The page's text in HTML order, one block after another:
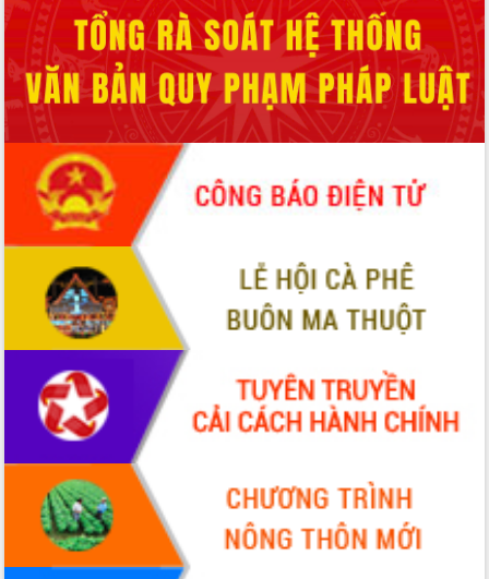
Thứ trưởng Bộ Nông nghiệp và Môi
trường Nguyễn Hoàng Hiệp khảo sát
vùng trồng và doanh nghiệp đóng gói
sầu riêng tại Đắk Lắk
Trình diễn nghệ thuật chế biến các
món ăn từ sầu riêng
Đắk Lắk công bố Quy hoạch và xúc
tiến đầu tư tỉnh
Ngành cá ngừ Đắk Lắk chủ động thích
ứng để giữ vững thị trường xuất khẩu
Diễn đàn Kinh tế tư nhân Việt Nam đột
phá cơ chế - Hợp tác công tư
Đề án 06 tạo bước ngoặt đột phá trong
cải cách hành chính tỉnh Đắk Lắk
Kết nối tour, đẩy mạnh chuyển đổi số
để phát triển du lịch Đắk Lắk
Khởi động Dự án Đầu tư xây dựng hạ
tầng kỹ thuật Cụm công nghiệp Tân
Gặp mặt các cơ quan báo chí nhân Kỷ
niệm 101 năm Ngày Báo chí Cách
mạng Việt Nam
Đắk Lắk sơ kết 4 năm triển khai thực
hiện Đề án 06 của Chính phủ